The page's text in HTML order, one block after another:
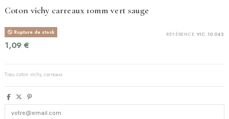
Coton vichy carreaux 10mm vert sauge
RÉFÉRENCE VIC.10.042
Rupture de stock
1,09 €
Tissu coton vichy, carreaux